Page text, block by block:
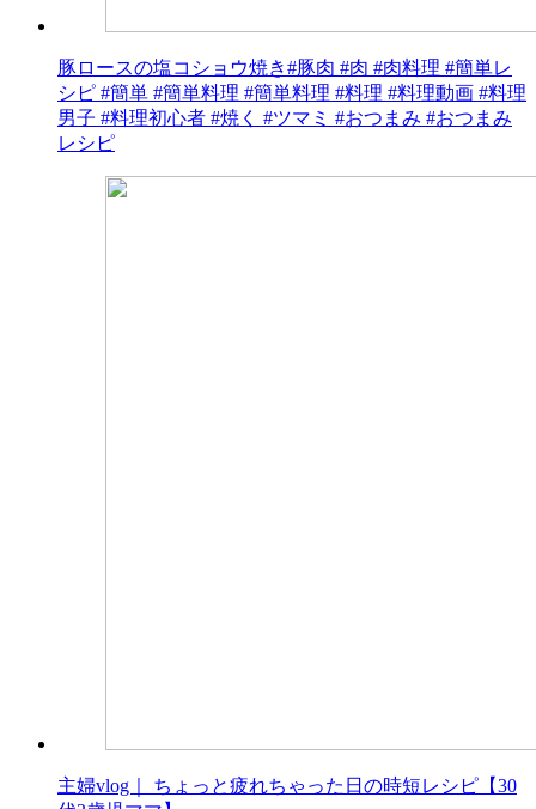
豚ロースの塩コショウ焼き#豚肉 #肉 #肉料理 #簡単レ
シピ #簡単 #簡単料理 #簡単料理 #料理 #料理動画 #料理
男子 #料理初心者 #焼く #ツマミ #おつまみ #おつまみ
レシピ
主婦vlog｜ ちょっと疲れちゃった日の時短レシピ【30